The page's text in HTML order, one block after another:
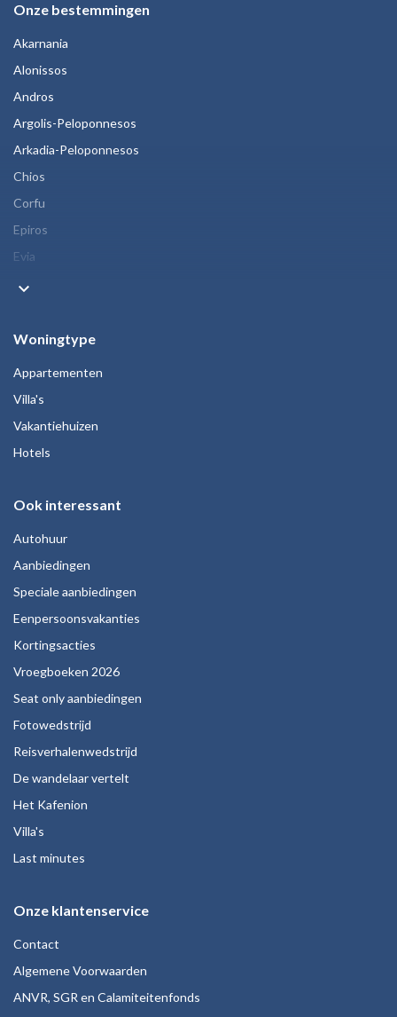
Onze bestemmingen
Akarnania
Alonissos
Andros
Argolis-Peloponnesos
Arkadia-Peloponnesos
Chios
Corfu
Epiros
Evia
keyboard_arrow_down
Woningtype
Appartementen
Villa's
Vakantiehuizen
Hotels
Ook interessant
Autohuur
Aanbiedingen
Speciale aanbiedingen
Eenpersoonsvakanties
Kortingsacties
Vroegboeken 2026
Seat only aanbiedingen
Fotowedstrijd
Reisverhalenwedstrijd
De wandelaar vertelt
Het Kafenion
Villa's
Last minutes
Onze klantenservice
Contact
Algemene Voorwaarden
ANVR, SGR en Calamiteitenfonds